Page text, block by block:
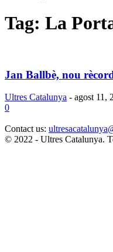
Tag: La
Jan Ballbè, nou
Ultres Catalunya - agost 11,
0
Contact us:
© 2022 - Ultres Catalunya.